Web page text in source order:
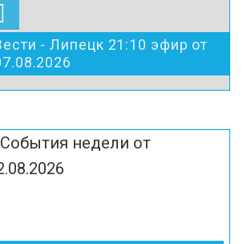
- Липецк 21:10 эфир от